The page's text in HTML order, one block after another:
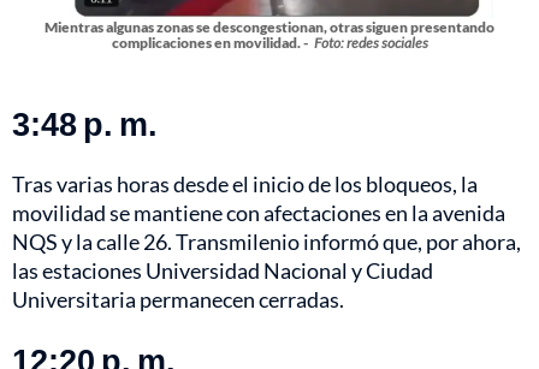
Mientras algunas zonas se descongestionan, otras siguen presentando
complicaciones en movilidad. - Foto: redes sociales
3:48 p. m.
Tras varias horas desde el inicio de los bloqueos, la
movilidad se mantiene con afectaciones en la avenida
NQS y la calle 26. Transmilenio informó que, por ahora,
las estaciones Universidad Nacional y Ciudad
Universitaria permanecen cerradas.
12:20 p. m.